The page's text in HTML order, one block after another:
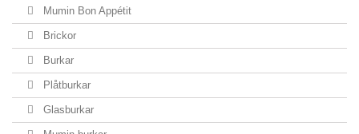
Mumin Bon Appétit
Brickor
Burkar
Plåtburkar
Glasburkar